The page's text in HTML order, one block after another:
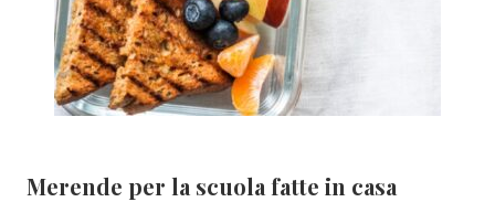
Merende per la scuola fatte in casa